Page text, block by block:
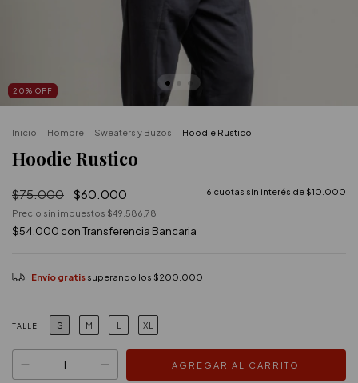
20% OFF
Inicio Hombre Sweaters y Buzos Hoodie Rustico
Hoodie Rustico
$75.000 $60.000 6 cuotas sin interés de $10.000
Precio sin impuestos $49.586,78
$54.000 conTransferencia Bancaria
Envío gratis superando los $200.000
TALLE S M L XL